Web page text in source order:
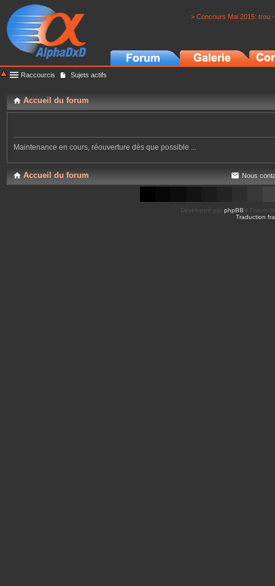
> Concours Mai 2015: trou
Raccourcis Sujets actifs
Accueil du forum
Maintenance en cours, réouverture dès que possible ...
Accueil du forum Nous
Développé par phpBB ® Forum
Traduction